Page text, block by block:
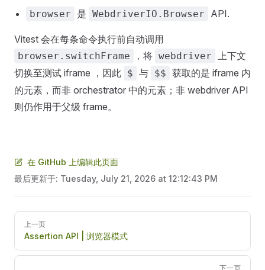
browser 是 WebdriverIO.Browser API.
Vitest 会在每条命令执行前自动调用
browser.switchFrame ，将 webdriver 上下文
切换至测试 iframe ，因此 $ 与 $$ 获取的是 iframe 内
的元素，而非 orchestrator 中的元素；非 webdriver API
则仍作用于父级 frame。
在 GitHub 上编辑此页面
最后更新于: Tuesday, July 21, 2026 at 12:12:43 PM
Pager
上一页
Assertion API | 浏览器模式
下一页